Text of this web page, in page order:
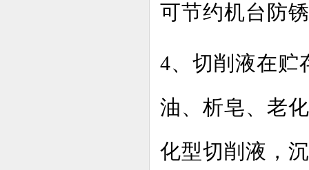
可节约机台防
4、切削液在贮
油、析皂、老
化型切削液，